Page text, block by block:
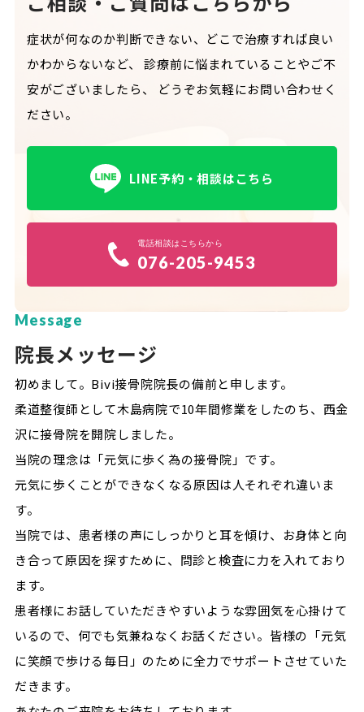
症状が何なのか判断できない、どこで治療すれば良い
かわからないなど、
診療前に悩まれていることやご不
安がございましたら、
どうぞお気軽にお問い合わせく
ださい。
LINE予約・相談はこちら
電話相談はこちらから
076-205-9453
Message
院長メッセージ
初めまして。Bivi接骨院院長の備前と申します。
柔道整復師として木島病院で10年間修業をしたのち、西金
沢に接骨院を開院しました。
当院の理念は「元気に歩く為の接骨院」です。
元気に歩くことができなくなる原因は人それぞれ違いま
す。
当院では、患者様の声にしっかりと耳を傾け、お身体と向
き合って原因を探すために、問診と検査に力を入れており
ます。
患者様にお話していただきやすいような雰囲気を心掛けて
いるので、何でも気兼ねなくお話ください。皆様の「元気
に笑顔で歩ける毎日」のために全力でサポートさせていた
だきます。